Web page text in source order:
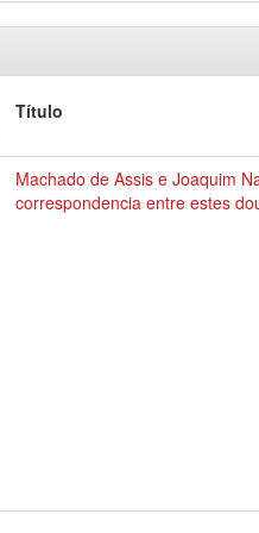
Título
Machado de Assis e Joaquim
correspondencia entre estes